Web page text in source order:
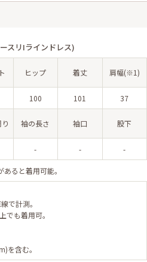
スリIラインドレス)
ヒップ 着丈 肩幅(※1)
100 101 37
袖の長さ 袖口 股下
- - -
ると着用可能。
で計測。
でも着用可。
を含む。